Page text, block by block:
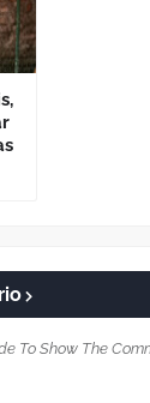
To Show The